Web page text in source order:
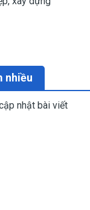
nhiều
nhật bài viết